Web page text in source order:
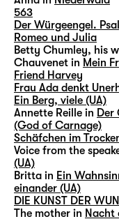
563
Der Würgeengel.
Romeo und Julia
Betty Chumley, his
Chauvenet in Mein
Friend Harvey
Frau Ada denkt
Ein Berg, viele (UA)
Annette Reille in Der
(God of Carnage)
Schäfchen im
Voice from the
(UA)
Britta in Ein
einander (UA)
DIE KUNST DER
The mother in Nacht